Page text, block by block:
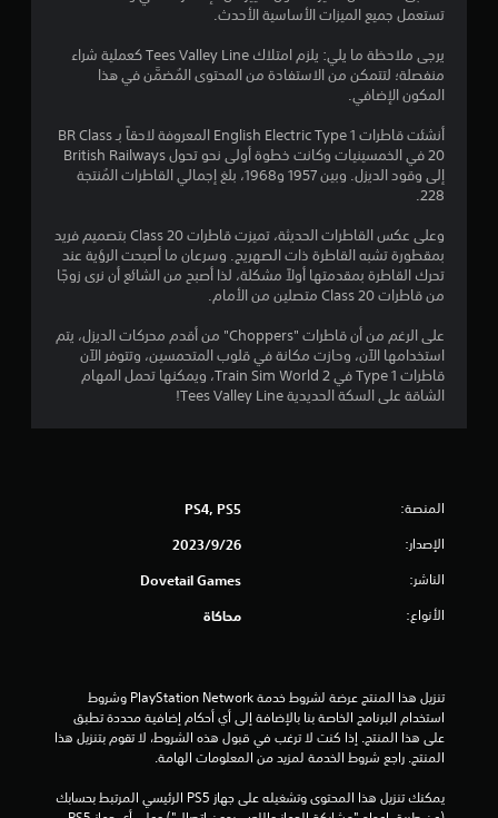
ن
و
م
ن
ن
ج
و
ا
ل
ي
تستعمل جميع الميزات الأساسية الأحدث.
يرجى ملاحظة ما يلي: يلزم امتلاك Tees Valley Line كعملية شراء
منفصلة؛ لتتمكن من الاستفادة من المحتوى المُضمَّن في هذا
المكون الإضافي.
أنشئت قاطرات English Electric Type 1 المعروفة لاحقاً بـ BR Class
20 في الخمسينيات وكانت خطوة أولى نحو تحول British Railways
إلى وقود الديزل. وبين 1957 و1968، بلغ إجمالي القاطرات المُنتجة
228.
وعلى عكس القاطرات الحديثة، تميزت قاطرات Class 20 بتصميم فريد
بمقطورة تشبه القاطرة ذات الصهريج. وسرعان ما أصبحت الرؤية عند
تحرك القاطرة بمقدمتها أولاً مشكلة، لذا أصبح من الشائع أن نرى زوجًا
من قاطرات Class 20 متصلين من الأمام.
على الرغم من أن قاطرات "Choppers" من أقدم محركات الديزل، يتم
استخدامها الآن، وحازت مكانة في قلوب المتحمسين، وتتوفر الآن
قاطرات Type 1 في Train Sim World 2، ويمكنها تحمل المهام
الشاقة على السكة الحديدية Tees Valley Line!
المنصة: PS4, PS5
الإصدار: 26‏/9‏/2023
الناشر: Dovetail Games
الأنواع: محاكاة
المنتج. راجع شروط الخدمة لمزيد من المعلومات الهامة.